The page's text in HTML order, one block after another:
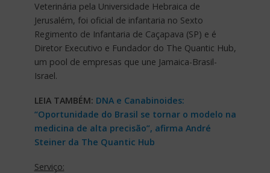
Veterinária pela Universidade Hebraica de
Jerusalém, foi oficial de infantaria no Sexto
Regimento de Infantaria de Caçapava (SP) e é
Diretor Executivo e Fundador do The Quantic Hub,
um pool de empresas que une Jamaica-Brasil-
Israel.
LEIA TAMBÉM: DNA e Canabinoides:
“Oportunidade do Brasil se tornar o modelo na
medicina de alta precisão”, afirma André
Steiner da The Quantic Hub
Serviço: